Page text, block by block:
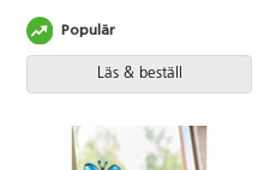
Läs & beställ
Populär